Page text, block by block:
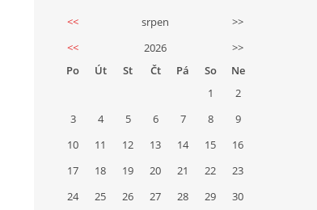
<< srpen
>>
<<
2026
>>
Po
Út St Čt Pá So
Ne
1
2
3
4 5 6 7 8
9
10
11 12 13 14 15
16
17
18 19 20 21 22
23
24
25 26 27 28 29 30